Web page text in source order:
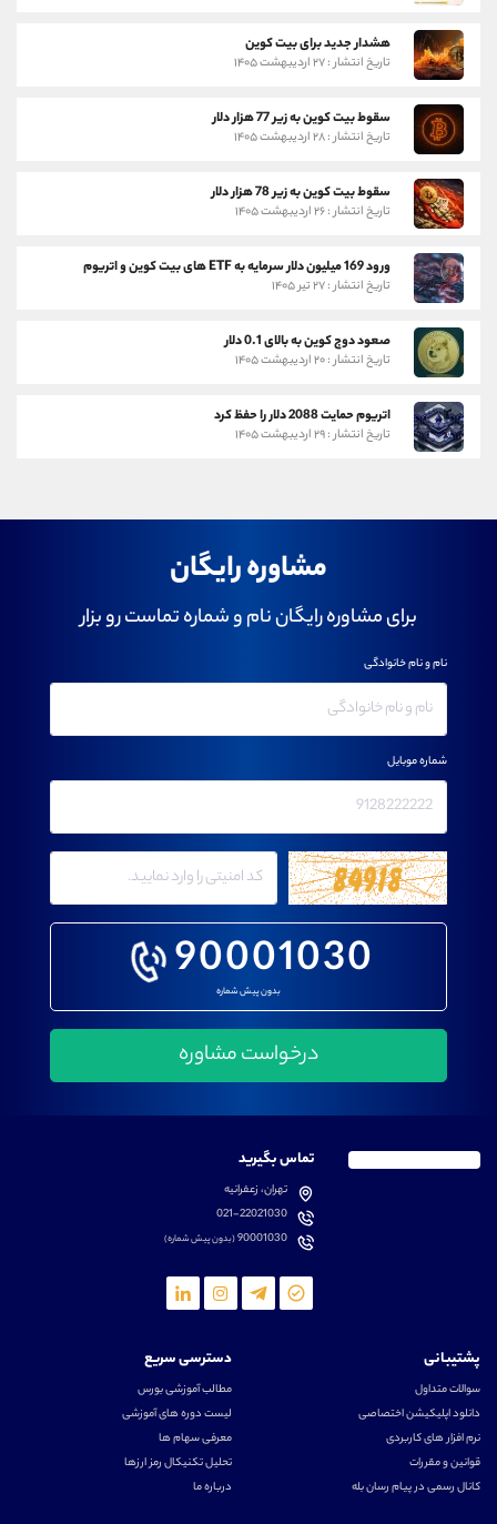
هشدار جدید برای بیت کوین
تاریخ انتشار : ۲۷ اردیبهشت ۱۴۰۵
سقوط بیت کوین به زیر 77 هزار دلار
تاریخ انتشار : ۲۸ اردیبهشت ۱۴۰۵
سقوط بیت کوین به زیر 78 هزار دلار
تاریخ انتشار : ۲۶ اردیبهشت ۱۴۰۵
ورود 169 میلیون دلار سرمایه به ETF های بیت کوین و اتریوم
تاریخ انتشار : ۲۷ تیر ۱۴۰۵
صعود دوج کوین به بالای 0.1 دلار
تاریخ انتشار : ۲۰ اردیبهشت ۱۴۰۵
اتریوم حمایت 2088 دلار را حفظ کرد
تاریخ انتشار : ۲۹ اردیبهشت ۱۴۰۵
مشاوره رایگان
برای مشاوره رایگان نام و شماره تماست رو بزار
90001030
بدون پیش شماره
نام و نام خانوادگی
شماره موبایل
تماس بگیرید
تهران، زعفرانیه
021-22021030
90001030(بدون پیش شماره)
پشتیبانی
سوالات متداول
دانلود اپلیکیشن اختصاصی
نرم افزار های کاربردی
قوانین و مقررات
کانال رسمی در پیام رسان بله
دسترسی سریع
مطالب آموزشی بورس
لیست دوره های آموزشی
معرفی سهام ها
تحلیل تکنیکال رمز ارزها
درباره ما